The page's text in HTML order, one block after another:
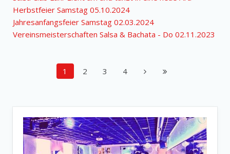
Herbstfeier Samstag 05.10.2024
Jahresanfangsfeier Samstag 02.03.2024
Vereinsmeisterschaften Salsa & Bachata - Do 02.11.2023
1 2 3 4